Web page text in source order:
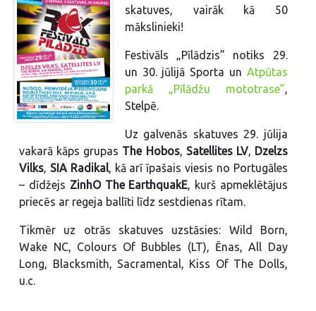
skatuves, vairāk kā 50
mākslinieki!
Festivāls „Pīlādzis” notiks 29.
un 30. jūlijā Sporta un Atpūtas
parkā „Pīlādžu mototrase”,
Stelpē.
Uz galvenās skatuves 29. jūlija
vakarā kāps grupas The Hobos, Satellites LV, Dzelzs
Vilks,SIA Radikal, kā arī īpašais viesis no Portugāles
– dīdžejs ZinhO The EarthquakE, kurš apmeklētājus
priecēs ar regeja ballīti līdz sestdienas rītam.
Tikmēr uz otrās skatuves uzstāsies: Wild Born,
Wake NC, Colours Of Bubbles (LT), Ēnas, All Day
Long, Blacksmith, Sacramental, Kiss Of The Dolls,
u.c.